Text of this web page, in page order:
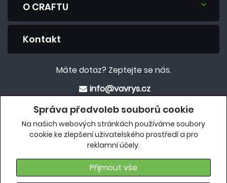
Správa předvoleb souborů cookie
Na našich webových stránkách používáme soubory
cookie ke zlepšení uživatelského prostředí a pro
reklamní účely.
Přijmout vše
O CRAFTU
Kontakt
Máte dotaz? Zeptejte se nás.
info@vavrys.cz
+420 575 570 913
Eshop
crafteshop.vavrys.cz